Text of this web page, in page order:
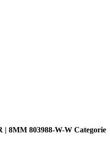
| 8MM 803988-W-W Categorie